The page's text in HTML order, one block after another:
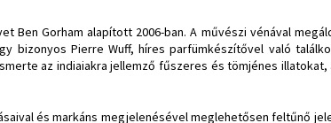
Ben Gorham alapított 2006-ban. A művészi vénával
bizonyos Pierre Wuff, híres parfümkészítővel való
az indiaiakra jellemző fűszeres és tömjénes illatokat,
és markáns megjelenésével meglehetősen feltűnő